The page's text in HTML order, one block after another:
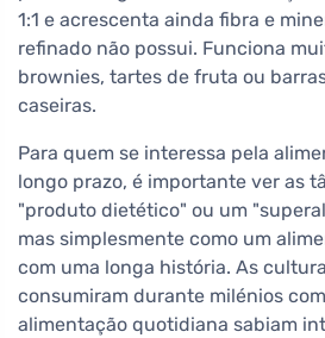
1:1 e acrescenta ainda fibra e
refinado não possui. Funciona
brownies, tartes de fruta ou
caseiras.
Para quem se interessa pela
longo prazo, é importante ver as
"produto dietético" ou um
mas simplesmente como um
com uma longa história. As
consumiram durante milénios
alimentação quotidiana sabiam